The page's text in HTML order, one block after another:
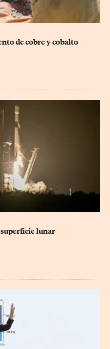
de cobre y cobalto
superficie lunar